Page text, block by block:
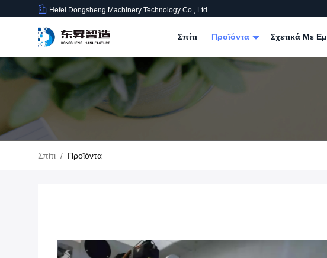
Hefei Dongsheng Machinery Technology Co., Ltd
Σπίτι Προϊόντα Σχετικά Με
Σπίτι / Προϊόντα